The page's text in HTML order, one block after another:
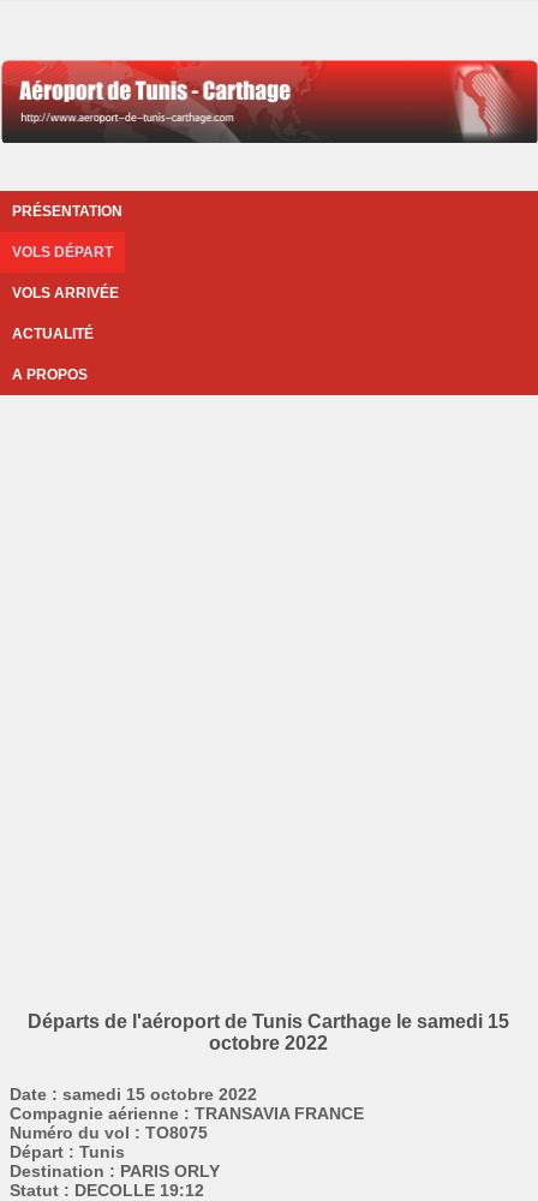
PRÉSENTATION
VOLS DÉPART
VOLS ARRIVÉE
ACTUALITÉ
A PROPOS
Départs de l'aéroport de Tunis Carthage le samedi 15
octobre 2022
Date : samedi 15 octobre 2022
Compagnie aérienne : TRANSAVIA FRANCE
Numéro du vol : TO8075
Départ : Tunis
Destination : PARIS ORLY
Statut : DECOLLE 19:12